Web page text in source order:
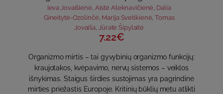
Ieva Jovaišienė, Aistė Aleknavičienė, Dalia
Gineitytė-Ozolinčė, Marija Svetikienė,Tomas
Jovaiša Jūratė Šipylaitė
7.22€
Organizmo mirtis – tai gyvybinių organizmo funkcijų:
kraujotakos, kvėpavimo, nervų sistemos – veiklos
išnykimas. Staigus širdies sustojimas yra pagrindinė
mirties priežastis Europoje. Kritinių būklių metu atlikti